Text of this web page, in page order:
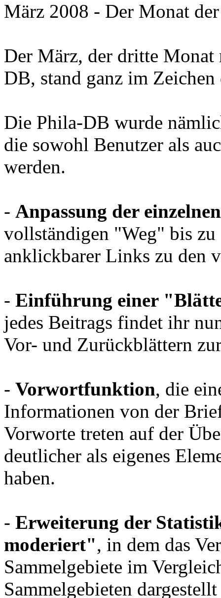
März 2008 - Der Monat
Der März, der dritte
DB, stand ganz im
Die Phila-DB wurde
die sowohl Benutzer als
werden.
- Anpassung der
vollständigen "Weg" bis
anklickbarer Links zu den
- Einführung einer
jedes Beitrags findet ihr
Vor- und Zurückblättern
- Vorwortfunktion, die
Informationen von der
Vorworte treten auf der
deutlicher als eigenes
haben.
- Erweiterung der
moderiert", in dem das
Sammelgebiete im
Sammelgebieten